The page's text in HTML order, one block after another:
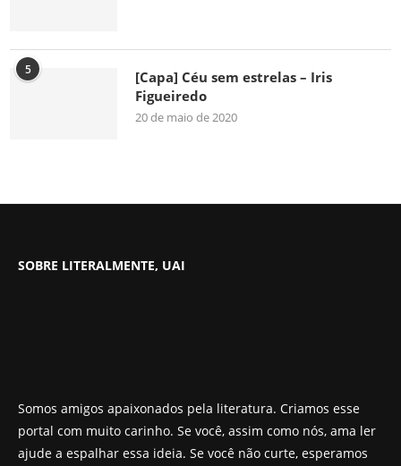
5
[Capa] Céu sem estrelas – Iris
Figueiredo
20 de maio de 2020
SOBRE LITERALMENTE, UAI
Somos amigos apaixonados pela literatura. Criamos esse
portal com muito carinho. Se você, assim como nós, ama ler
ajude a espalhar essa ideia. Se você não curte, esperamos